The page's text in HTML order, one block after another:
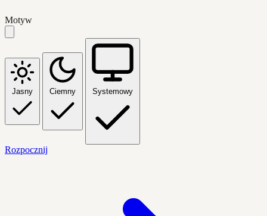
Motyw
Jasny Ciemny Systemowy
Rozpocznij